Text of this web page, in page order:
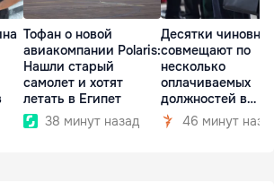
Тофан о новой
авиакомпании Polaris:
Нашли старый
самолет и хотят
летать в Египет
38 минут назад
Десятки
совмещают по
несколько
оплачиваемых
должностей в
госкомпаниях
46 минут